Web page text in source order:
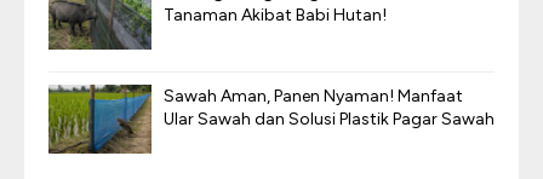
Tanaman Akibat Babi Hutan!
Sawah Aman, Panen Nyaman! Manfaat
Ular Sawah dan Solusi Plastik Pagar Sawah